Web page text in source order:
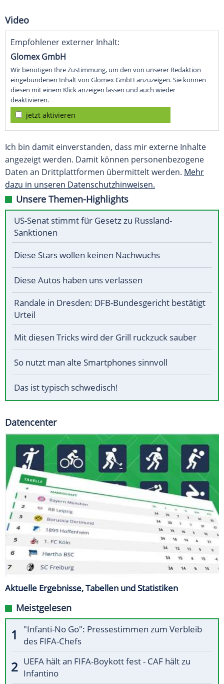
Video
Empfohlener externer Inhalt:
Glomex GmbH
Wir benötigen Ihre Zustimmung, um den von unserer Redaktion
eingebundenen Inhalt von Glomex GmbH anzuzeigen. Sie können
diesen mit einem Klick anzeigen lassen und auch wieder
deaktivieren.
jetzt aktivieren
Ich bin damit einverstanden, dass mir externe Inhalte
angezeigt werden. Damit können personenbezogene
Daten an Drittplattformen übermittelt werden. Mehr
dazu in unseren Datenschutzhinweisen.
Unsere Themen-Highlights
US-Senat stimmt für Gesetz zu Russland-
Sanktionen
Diese Stars wollen keinen Nachwuchs
Diese Autos haben uns verlassen
Randale in Dresden: DFB-Bundesgericht bestätigt
Urteil
Mit diesen Tricks wird der Grill ruckzuck sauber
So nutzt man alte Smartphones sinnvoll
Das ist typisch schwedisch!
Datencenter
Aktuelle Ergebnisse, Tabellen und Statistiken
Meistgelesen
"Infanti-No Go": Pressestimmen zum Verbleib
des FIFA-Chefs
UEFA hält an FIFA-Boykott fest - CAF hält zu
Infantino